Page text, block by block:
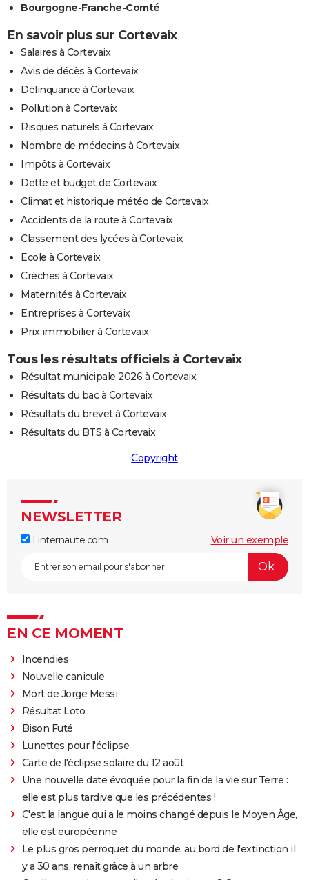
Bourgogne-Franche-Comté
En savoir plus sur Cortevaix
Salaires à Cortevaix
Avis de décès à Cortevaix
Délinquance à Cortevaix
Pollution à Cortevaix
Risques naturels à Cortevaix
Nombre de médecins à Cortevaix
Impôts à Cortevaix
Dette et budget de Cortevaix
Climat et historique météo de Cortevaix
Accidents de la route à Cortevaix
Classement des lycées à Cortevaix
Ecole à Cortevaix
Crèches à Cortevaix
Maternités à Cortevaix
Entreprises à Cortevaix
Prix immobilier à Cortevaix
Tous les résultats officiels à Cortevaix
Résultat municipale 2026 à Cortevaix
Résultats du bac à Cortevaix
Résultats du brevet à Cortevaix
Résultats du BTS à Cortevaix
Copyright
NEWSLETTER
Linternaute.com Voir un exemple
EN CE MOMENT
Incendies
Nouvelle canicule
Mort de Jorge Messi
Résultat Loto
Bison Futé
Lunettes pour l'éclipse
Carte de l'éclipse solaire du 12 août
Une nouvelle date évoquée pour la fin de la vie sur Terre :
elle est plus tardive que les précédentes !
C'est la langue qui a le moins changé depuis le Moyen Âge,
elle est européenne
Le plus gros perroquet du monde, au bord de l'extinction il
y a 30 ans, renaît grâce à un arbre